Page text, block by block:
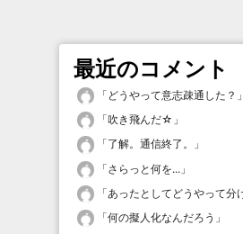
最近のコメント
「 どうやって意志疎通した？ 」
「吹き飛んだ☆ 」
「了解。通信終了。
」
「さらっと何を... 」
「あったとしてどうやって分
「何の擬人化なんだろう 」